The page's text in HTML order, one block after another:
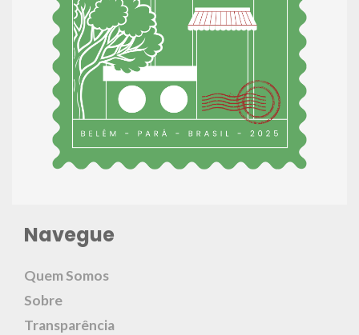
Navegue
Quem Somos
Sobre
Transparência